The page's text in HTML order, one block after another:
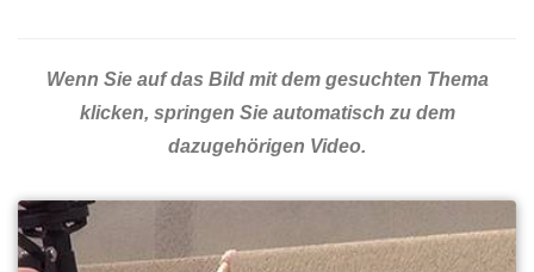
Wenn Sie auf das Bild mit dem gesuchten Thema
klicken, springen Sie automatisch zu dem
dazugehörigen Video.